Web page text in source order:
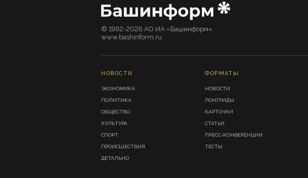
© 1992-2026 АО ИА «Башинформ».
www.bashinform.ru
НОВОСТИ
ЭКОНОМИКА
ПОЛИТИКА
ОБЩЕСТВО
КУЛЬТУРА
СПОРТ
ПРОИСШЕСТВИЯ
ДЕТАЛЬНО
ФОРМАТЫ
НОВОСТИ
ЛОНГРИДЫ
КАРТОЧКИ
СТАТЬИ
ПРЕСС-КОНФЕРЕНЦИИ
ТЕСТЫ